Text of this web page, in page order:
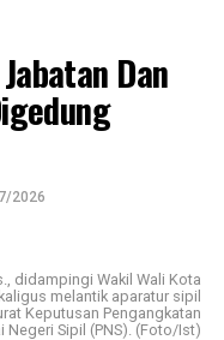
DPRD, mulai dari
proses
peraturan
dinilai selaras
Tarakan dalam
saing, dan
sektor
bahwa Perda
untuk
pemuda, mendorong
Dan
2026
didampingi Wakil Wali Kota
melantik aparatur sipil
Keputusan Pengangkatan
Negeri Sipil (PNS). (Foto/Ist)